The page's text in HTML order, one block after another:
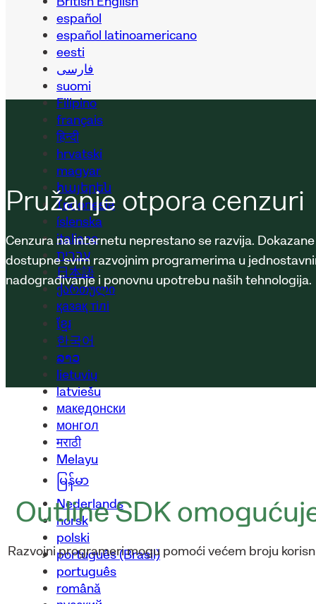
español
español latinoamericano
eesti
فارسی
suomi
Filipino
français
हिन्दी
hrvatski
magyar
հայերեն
Indonesia
íslenska
italiano
עברית
日本語
ქართული
қазақ тілі
ខ្មែរ
한국어
ລາວ
lietuvių
latviešu
македонски
монгол
मराठी
Melayu
မြန်မာ
Nederlands
norsk
polski
português (Brasil)
português
română
Pružanje otpora cenzuri
Cenzura na internetu neprestano se razvija.
dostupne svim razvojnim programerima u
nadograđivanje i ponovnu upotrebu naših tehnologija.
Outline SDK
Razvojni programeri mogu pomoći većem broju